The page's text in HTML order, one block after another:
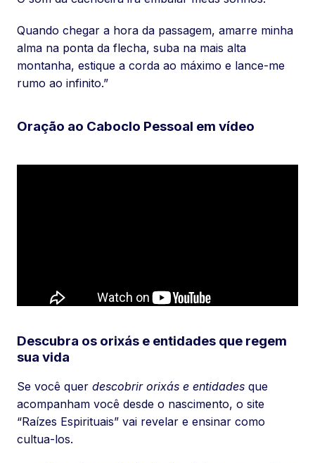
Quando chegar a hora da passagem, amarre minha
alma na ponta da flecha, suba na mais alta
montanha, estique a corda ao máximo e lance-me
rumo ao infinito.”
Oração ao Caboclo Pessoal em vídeo
Descubra os orixás e entidades que regem
sua vida
Se você quer descobrir orixás e entidades que
acompanham você desde o nascimento, o site
“Raízes Espirituais” vai revelar e ensinar como
cultua-los.